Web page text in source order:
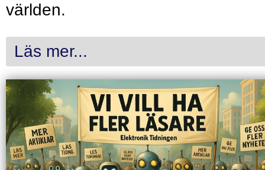
världen.
Läs mer...